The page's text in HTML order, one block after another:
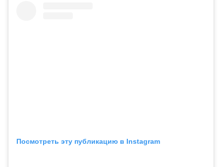
Посмотреть эту публикацию в Instagram